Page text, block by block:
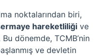
noktalarından biri,
hareketliliği ve
dönemde, TCMB’nin
ve devletin